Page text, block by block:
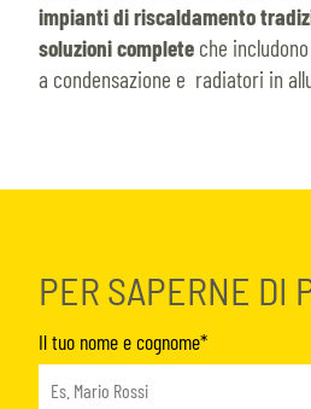
impianti di riscaldamento
soluzioni complete che
a condensazione e radiatori in
PER SAPERNE DI
Il tuo nome e cognome*